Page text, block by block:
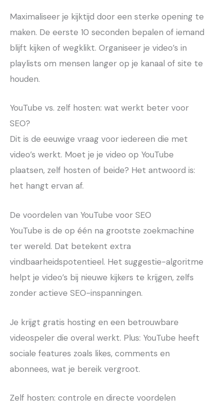
Maximaliseer je kijktijd door een sterke opening te
maken. De eerste 10 seconden bepalen of iemand
blijft kijken of wegklikt. Organiseer je video’s in
playlists om mensen langer op je kanaal of site te
houden.
YouTube vs. zelf hosten: wat werkt beter voor
SEO?
Dit is de eeuwige vraag voor iedereen die met
video’s werkt. Moet je je video op YouTube
plaatsen, zelf hosten of beide? Het antwoord is:
het hangt ervan af.
De voordelen van YouTube voor SEO
YouTube is de op één na grootste zoekmachine
ter wereld. Dat betekent extra
vindbaarheidspotentieel. Het suggestie-algoritme
helpt je video’s bij nieuwe kijkers te krijgen, zelfs
zonder actieve SEO-inspanningen.
Je krijgt gratis hosting en een betrouwbare
videospeler die overal werkt. Plus: YouTube heeft
sociale features zoals likes, comments en
abonnees, wat je bereik vergroot.
Zelf hosten: controle en directe voordelen